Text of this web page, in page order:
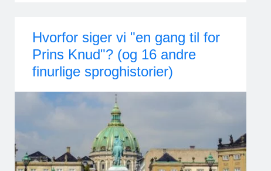
Hvorfor siger vi "en gang til for
Prins Knud"? (og 16 andre
finurlige sproghistorier)